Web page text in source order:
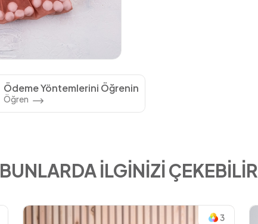
Ödeme Yöntemlerini Öğrenin
Öğren
BUNLARDA İLGİNİZİ ÇEKEBİLİR
3